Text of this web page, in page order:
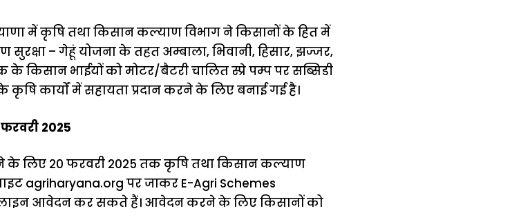
में कृषि तथा किसान कल्याण विभाग ने किसानों के हित में
सुरक्षा – गेहूं योजना के तहत अम्बाला, भिवानी, हिसार, झज्जर,
किसान भाईयों को मोटर/बैटरी चालित स्प्रे पम्प पर सब्सिडी
कृषि कार्यों में सहायता प्रदान करने के लिए बनाई गई है।
2025
के लिए 20 फरवरी 2025 तक कृषि तथा किसान कल्याण
agriharyana.org पर जाकर E-Agri Schemes
आवेदन कर सकते हैं। आवेदन करने के लिए किसानों को